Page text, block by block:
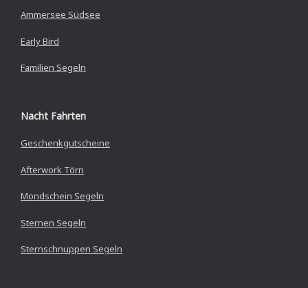
Ammersee Südsee
Early Bird
Familien Segeln
Nacht Fahrten
Geschenkgutscheine
Afterwork Törn
Mondschein Segeln
Sternen Segeln
Sternschnuppen Segeln